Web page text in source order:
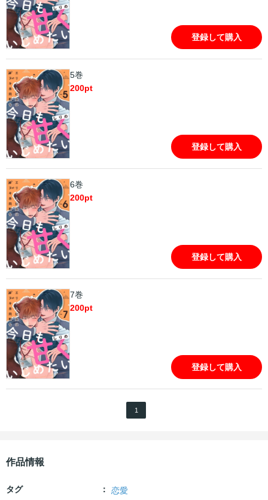
登録して購入
5巻
200pt
登録して購入
6巻
200pt
登録して購入
7巻
200pt
登録して購入
1
作品情報
タグ 恋愛